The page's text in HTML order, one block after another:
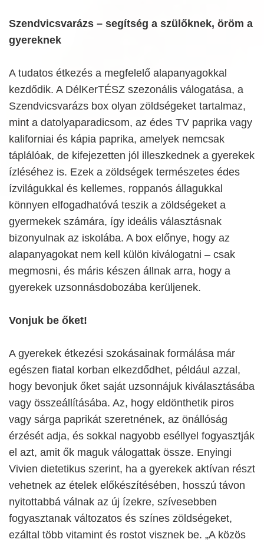
Szendvicsvarázs – segítség a szülőknek, öröm a
gyereknek
A tudatos étkezés a megfelelő alapanyagokkal
kezdődik. A DélKerTÉSZ szezonális válogatása, a
Szendvicsvarázs box olyan zöldségeket tartalmaz,
mint a datolyaparadicsom, az édes TV paprika vagy
kaliforniai és kápia paprika, amelyek nemcsak
táplálóak, de kifejezetten jól illeszkednek a gyerekek
ízléséhez is. Ezek a zöldségek természetes édes
ízvilágukkal és kellemes, roppanós állagukkal
könnyen elfogadhatóvá teszik a zöldségeket a
gyermekek számára, így ideális választásnak
bizonyulnak az iskolába. A box előnye, hogy az
alapanyagokat nem kell külön kiválogatni – csak
megmosni, és máris készen állnak arra, hogy a
gyerekek uzsonnásdobozába kerüljenek.
Vonjuk be őket!
A gyerekek étkezési szokásainak formálása már
egészen fiatal korban elkezdődhet, például azzal,
hogy bevonjuk őket saját uzsonnájuk kiválasztásába
vagy összeállításába. Az, hogy eldönthetik piros
vagy sárga paprikát szeretnének, az önállóság
érzését adja, és sokkal nagyobb eséllyel fogyasztják
el azt, amit ők maguk válogattak össze. Enyingi
Vivien dietetikus szerint, ha a gyerekek aktívan részt
vehetnek az ételek előkészítésében, hosszú távon
nyitottabbá válnak az új ízekre, szívesebben
fogyasztanak változatos és színes zöldségeket,
ezáltal több vitamint és rostot visznek be. „A közös